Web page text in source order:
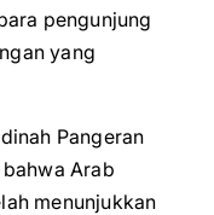
pengunjung
yang
Pangeran
Arab
menunjukkan